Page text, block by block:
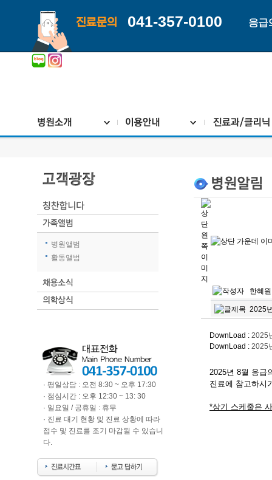
진료문의 041-357-0100 응급
병원앨범
활동앨범
· 평일상담 : 오전 8:30 ~ 오후 17:30
· 점심시간 : 오후 12:30 ~ 13: 30
· 일요일 / 공휴일 : 휴무
· 진료 대기 현황 및 진료 상황에 따라
접수 및 진료를 조기 마감될 수 있습니
다.
2025
DownLoad : 2025
DownLoad : 2025
2025년 8월 응급
진료에 참고하시
*상기 스케줄은